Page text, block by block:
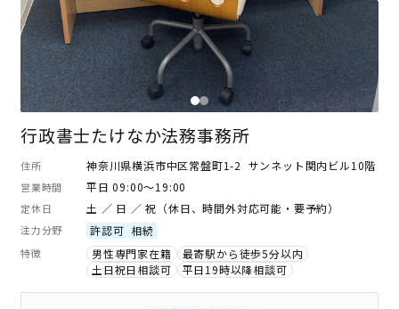
行政書士たけなか法務事務所
住所 神奈川県横浜市中区常盤町1-2 サンネット関内ビル10階
営業時間 平日 09:00～19:00
定休日 土 ／ 日 ／ 祝（休日、時間外対応可能・要予約）
注力分野 許認可 相続
特徴 男性専門家在籍
最寄駅から徒歩5分以内
土日祝日相談可
平日19時以降相談可